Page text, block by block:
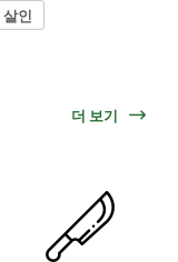
살인
더 보기